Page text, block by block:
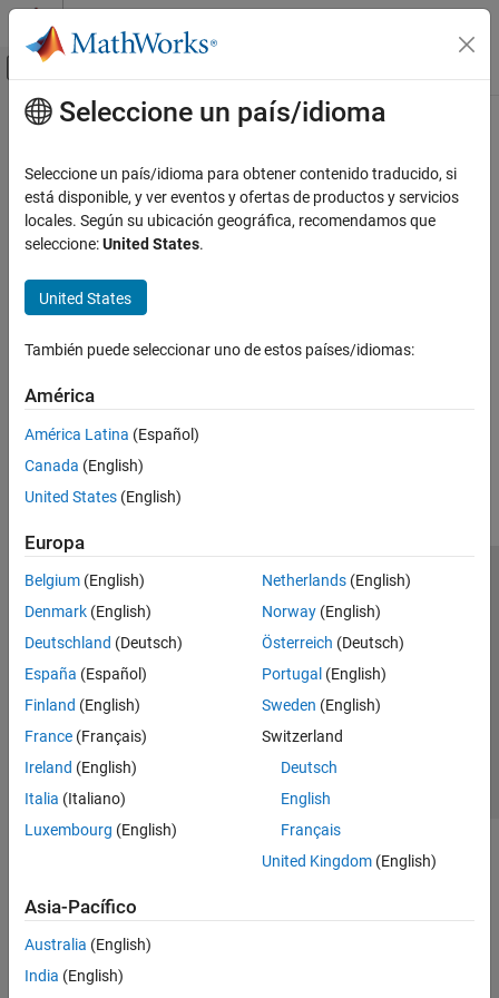
Saltar al contenido
Mostrar/ocultar menú de navegación
Inicio de Documentación
Contenido principal
How useful was this information?
Seleccione un país/idioma
Seleccione un país/idioma para obtener contenido traducido, si
está disponible, y ver eventos y ofertas de productos y servicios
locales. Según su ubicación geográfica, recomendamos que
seleccione:United States.
United States
También puede seleccionar uno de estos países/idiomas:
América
América Latina (Español)
Canada (English)
United States (English)
Europa
Belgium (English)
Denmark (English)
Deutschland (Deutsch)
España (Español)
Finland (English)
France (Français)
Ireland (English)
Italia (Italiano)
Luxembourg (English)
Netherlands(English)
Norway(English)
Österreich (Deutsch)
Portugal (English)
Sweden (English)
Switzerland
Deutsch
English
Français
United Kingdom(English)
Asia-Pacífico
Australia (English)
India (English)
Centro de confianza
Marcas comerciales
Política de privacidad
Antipiratería
Estado de las aplicaciones
Información de contacto
© 1994-2026 The MathWorks, Inc.